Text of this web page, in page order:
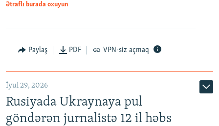
Ətraflı burada oxuyun
Paylaş PDF VPN-siz açmaq
İyul 29, 2026
Rusiyada Ukraynaya pul
göndərən jurnalistə 12 il həbs